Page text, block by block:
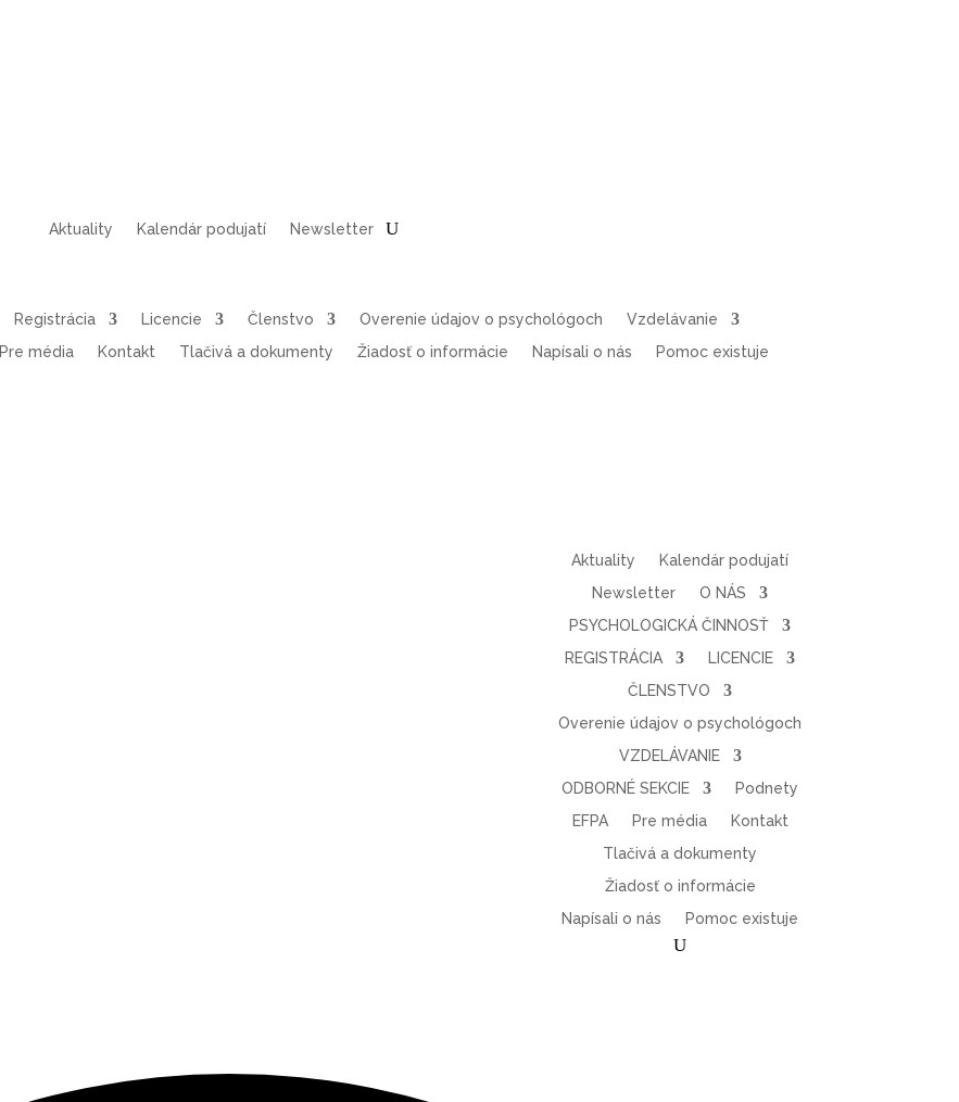
Aktuality Kalendár podujatí Newsletter
Registrácia Licencie Členstvo Overenie údajov o psychológoch
Vzdelávanie
Pre média Kontakt Tlačivá a dokumenty Žiadosť o informácie Napísali o nás Pomoc existuje
Aktuality
Kalendár podujatí
Newsletter
O NÁS
PSYCHOLOGICKÁ ČINNOSŤ
REGISTRÁCIA
LICENCIE
ČLENSTVO
Overenie údajov o psychológoch
VZDELÁVANIE
ODBORNÉ SEKCIE
Podnety
EFPA
Pre média
Kontakt
Tlačivá a dokumenty
Žiadosť o informácie
Napísali o nás
Pomoc existuje